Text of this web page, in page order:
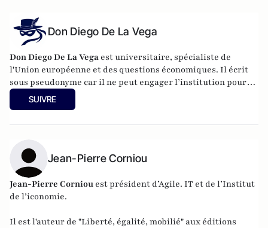
Don Diego De La Vega
Don Diego De La Vega est universitaire, spécialiste de
l'Union européenne et des questions économiques. Il écrit
sous pseudonyme car il ne peut engager l’institution pour
laquelle il travaille.
SUIVRE
Jean-Pierre Corniou
Jean-Pierre Corniou est président d’Agile. IT et de l’Institut
de l’iconomie.
Il est l'auteur de "Liberté, égalité, mobilié" aux éditions